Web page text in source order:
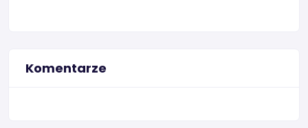
Komentarze